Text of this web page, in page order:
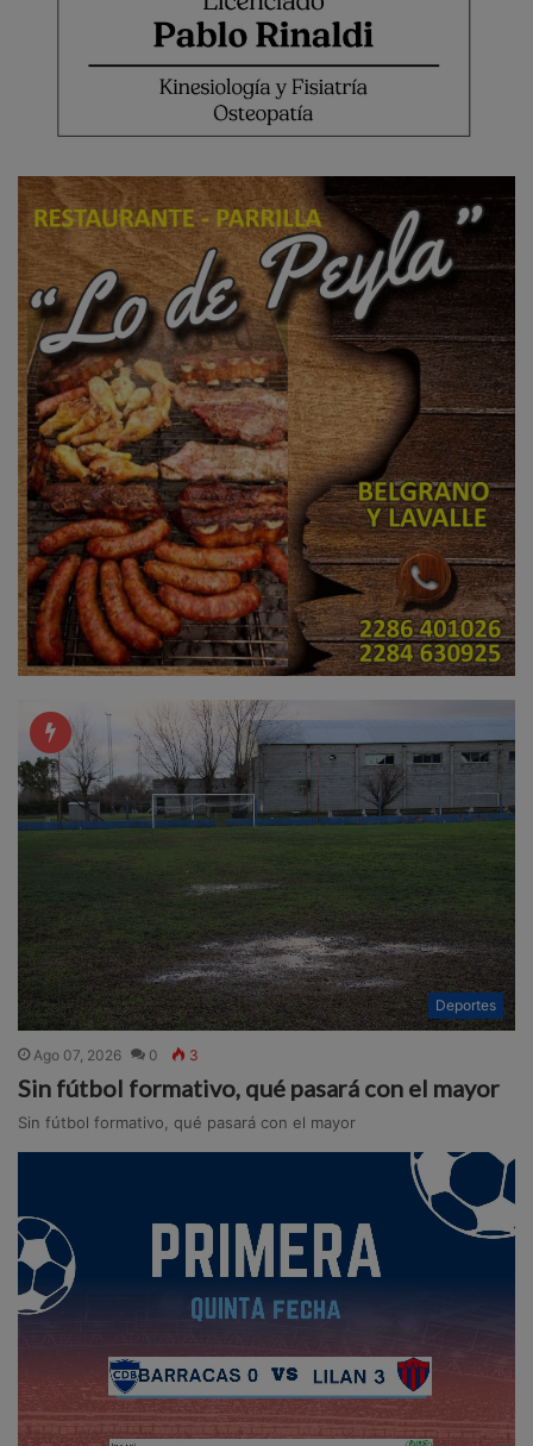
Deportes
Ago 07, 2026 0 3
Sin fútbol formativo, qué pasará con el mayor
Sin fútbol formativo, qué pasará con el mayor